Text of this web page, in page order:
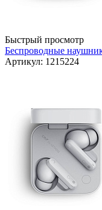
Быстрый просмотр
Беспроводные
Артикул: 1215224